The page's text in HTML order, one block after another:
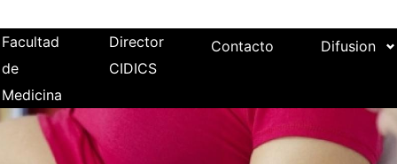
Facultad
de
Medicina
Director
CIDICS
Contacto Difusion